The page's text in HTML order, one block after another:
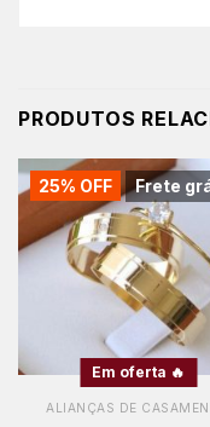
PRODUTOS
Frete
25% OFF
Em oferta 🔥
ALIANÇAS DE